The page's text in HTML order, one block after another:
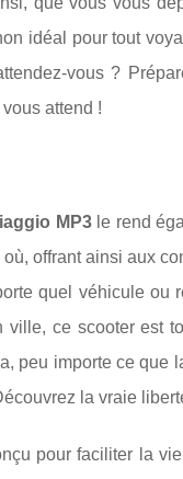
idéal pour tout
vous ?
attend !
MP3le rend
offrant ainsi aux
quel véhicule ou
ville, ce scooter est
peu importe ce que
la vraie
pour faciliter la